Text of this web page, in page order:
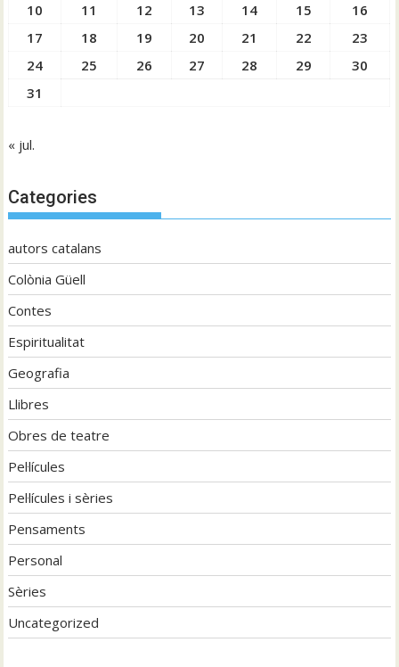
10
11 12 13 14 15
16
17
18 19 20 21 22
23
24
25 26 27 28 29
30
31
« jul.
Categories
autors catalans
Colònia Güell
Contes
Espiritualitat
Geografia
Llibres
Obres de teatre
Pel·lícules
Pel·lícules i sèries
Pensaments
Personal
Sèries
Uncategorized